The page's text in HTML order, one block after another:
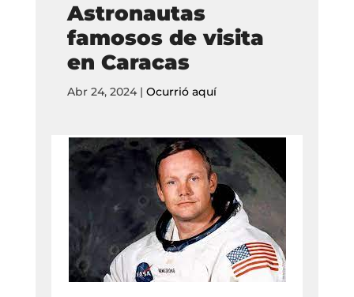
Astronautas
famosos de visita
en Caracas
Abr 24, 2024| Ocurrió aquí